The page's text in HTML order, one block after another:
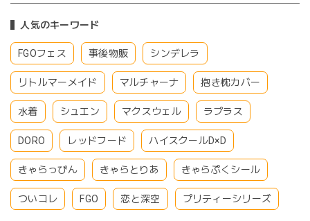
人気のキーワード
FGOフェス 事後物販 シンデレラ
リトルマーメイド マルチャーナ 抱き枕カバー
水着 シュエン マクスウェル ラプラス
DORO レッドフード ハイスクールD×D
きゃらっぴん きゃらとりあ きゃらぷくシール
ついコレ FGO 恋と深空 プリティーシリーズ